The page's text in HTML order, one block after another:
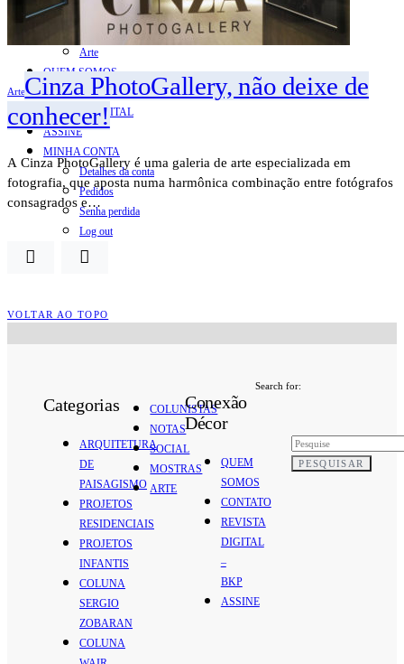
Social
Mostras
Arte
QUEM SOMOS
CONTATO
REVISTA DIGITAL
ASSINE
MINHA CONTA
Detalhes da conta
Pedidos
Senha perdida
Log out
ArteCinza PhotoGallery, não deixe de
conhecer!
A Cinza PhotoGallery é uma galeria de arte especializada em
fotografia, que aposta numa harmônica combinação entre fotógrafos
consagrados e…
VOLTAR AO TOPO
Categorias
ARQUITETURA
DE
PAISAGISMO
PROJETOS
RESIDENCIAIS
PROJETOS
INFANTIS
COLUNA
SERGIO
ZOBARAN
COLUNA
COLUNISTAS
NOTAS
SOCIAL
MOSTRAS
ARTE
Conexão
Décor
QUEM
SOMOS
CONTATO
REVISTA
DIGITAL
–
BKP
ASSINE
Search for:
PESQUISAR